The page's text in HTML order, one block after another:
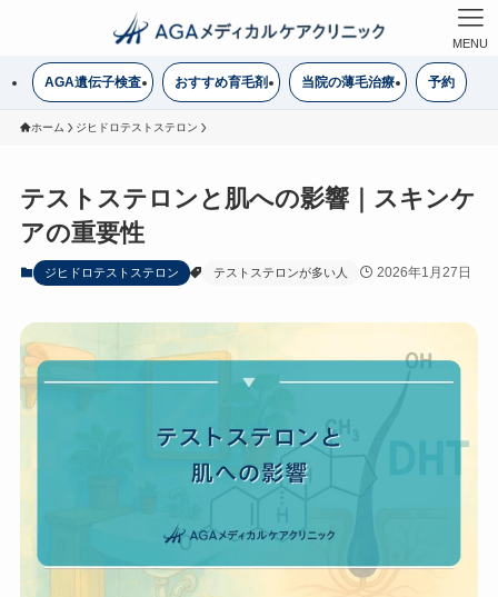
MENU
AGA遺伝子検査 おすすめ育毛剤 当院の薄毛治療 予約
ホーム ジヒドロテストステロン
テストステロンと肌への影響｜スキンケ
アの重要性
ジヒドロテストステロン テストステロンが多い人 2026年1月27日